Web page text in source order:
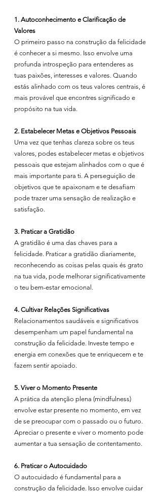
1. Autoconhecimento e Clarificação de
Valores
O primeiro passo na construção da felicidade
é conhecer a si mesmo. Isso envolve uma
profunda introspeção para entenderes as
tuas paixões, interesses e valores. Quando
estás alinhado com os teus valores centrais, é
mais provável que encontres significado e
propósito na tua vida.
2. Estabelecer Metas e Objetivos Pessoais
Uma vez que tenhas clareza sobre os teus
valores, podes estabelecer metas e objetivos
pessoais que estejam alinhados com o que é
mais importante para ti. A perseguição de
objetivos que te apaixonam e te desafiam
pode trazer uma sensação de realização e
satisfação.
3. Praticar a Gratidão
A gratidão é uma das chaves para a
felicidade. Praticar a gratidão diariamente,
reconhecendo as coisas pelas quais és grato
na tua vida, pode melhorar significativamente
o teu bem-estar emocional.
4. Cultivar Relações Significativas
Relacionamentos saudáveis e significativos
desempenham um papel fundamental na
construção da felicidade. Investe tempo e
energia em conexões que te enriquecem e te
fazem sentir apoiado.
5. Viver o Momento Presente
A prática da atenção plena (mindfulness)
envolve estar presente no momento, em vez
de se preocupar com o passado ou o futuro.
Apreciar o presente e viver o momento pode
aumentar a tua sensação de contentamento.
6. Praticar o Autocuidado
O autocuidado é fundamental para a
construção da felicidade. Isso envolve cuidar